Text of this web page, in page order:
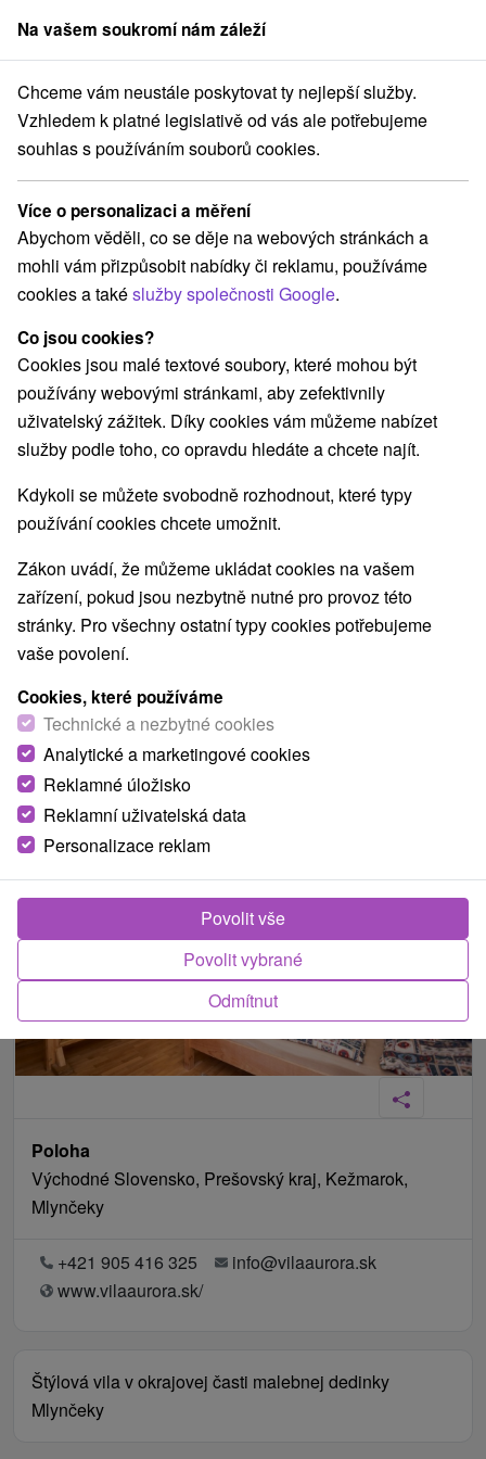
člen skupinySorger
Slovensko Prešovský kraj Mlynčeky Vila Aurora Mlynčeky
Vila Aurora Mlynčeky
Mlynčeky
Rezervovat přes booking
REZERVACE A VÝBĚR POBYTU
Kontaktujte přímo ubytovatele.
Navigovat do místa
O ZAŘÍZENÍ VYBAVENÍ
Poloha
Východné Slovensko, Prešovský kraj, Kežmarok,
Mlynčeky
+421 905 416 325
info@vilaaurora.sk
www.vilaaurora.sk/
Štýlová vila v okrajovej časti malebnej dedinky
Mlynčeky
Na vašem soukromí nám záleží
Chceme vám neustále poskytovat ty nejlepší služby.
Vzhledem k platné legislativě od vás ale potřebujeme
souhlas s používáním souborů cookies.
Více o personalizaci a měření
Abychom věděli, co se děje na webových stránkách a
mohli vám přizpůsobit nabídky či reklamu, používáme
cookies a takéslužby společnosti Google.
Co jsou cookies?
Cookies jsou malé textové soubory, které mohou být
používány webovými stránkami, aby zefektivnily
uživatelský zážitek. Díky cookies vám můžeme nabízet
služby podle toho, co opravdu hledáte a chcete najít.
Kdykoli se můžete svobodně rozhodnout, které typy
používání cookies chcete umožnit.
Zákon uvádí, že můžeme ukládat cookies na vašem
zařízení, pokud jsou nezbytně nutné pro provoz této
stránky. Pro všechny ostatní typy cookies potřebujeme
vaše povolení.
Cookies, které používáme
Technické a nezbytné cookies
Analytické a marketingové cookies
Reklamné úložisko
Reklamní uživatelská data
Personalizace reklam
Odmítnut
Povolit vybrané
Povolit vše